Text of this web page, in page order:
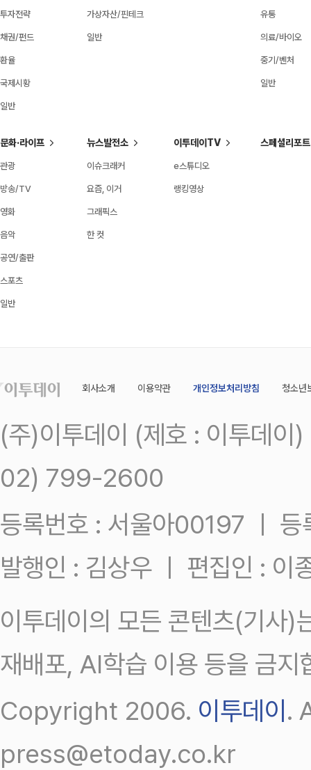
투자전략
채권/펀드
환율
국제시황
일반
가상자산/핀테크
일반
유통
의료/바이오
중기/벤처
일반
문화·라이프
관광
방송/TV
영화
음악
공연/출판
스포츠
일반
뉴스발전소
이슈크래커
요즘, 이거
그래픽스
한 컷
이투데이TV
e스튜디오
랭킹영상
스페셜리포트
회사소개 이용약관 개인정보처리방침 청소년
(주)이투데이 (제호 : 이투데
02) 799-2600
등록번호 : 서울아00197 ㅣ
발행인 : 김상우 ㅣ 편집인 : 이
이투데이의 모든 콘텐츠(기사)
재배포, AI학습 이용 등을 금지
Copyright 2006. 이투데이.
press@etoday.co.kr